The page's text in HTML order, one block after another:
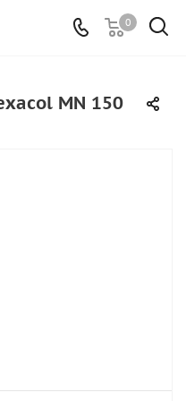
0
МN 150